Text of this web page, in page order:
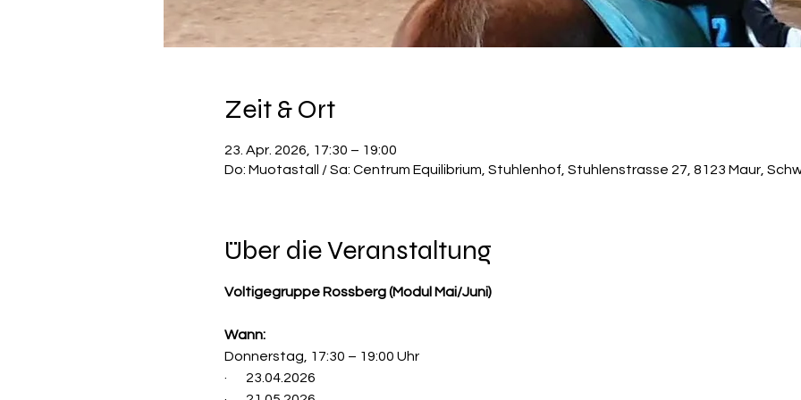
Zeit & Ort
23. Apr. 2026, 17:30 – 19:00
Do: Muotastall / Sa: Centrum Equilibrium, Stuhlenhof, Stuhlenstrasse 27, 8123 Maur,
Über die Veranstaltung
Voltigegruppe Rossberg (Modul Mai/Juni)
Wann:
Donnerstag, 17:30 – 19:00 Uhr
·       23.04.2026